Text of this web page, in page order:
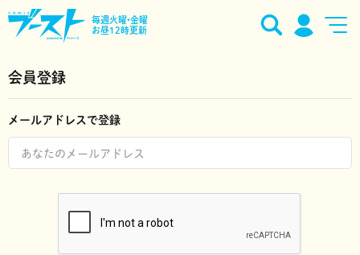
毎週火曜•金曜
お昼12時更新
会員登録
メールアドレスで登録